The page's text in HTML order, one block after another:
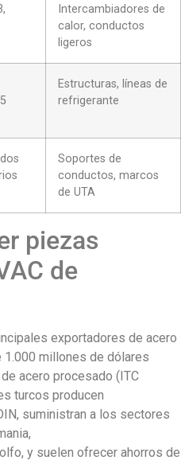
Intercambiadores de
calor, conductos
ligeros
Estructuras, líneas de
refrigerante
Soportes de
conductos, marcos
de UTA
piezas
de
exportadores de acero
1.000 millones de dólares
acero procesado (ITC
turcos producen
suministran a los sectores
y suelen ofrecer ahorros de